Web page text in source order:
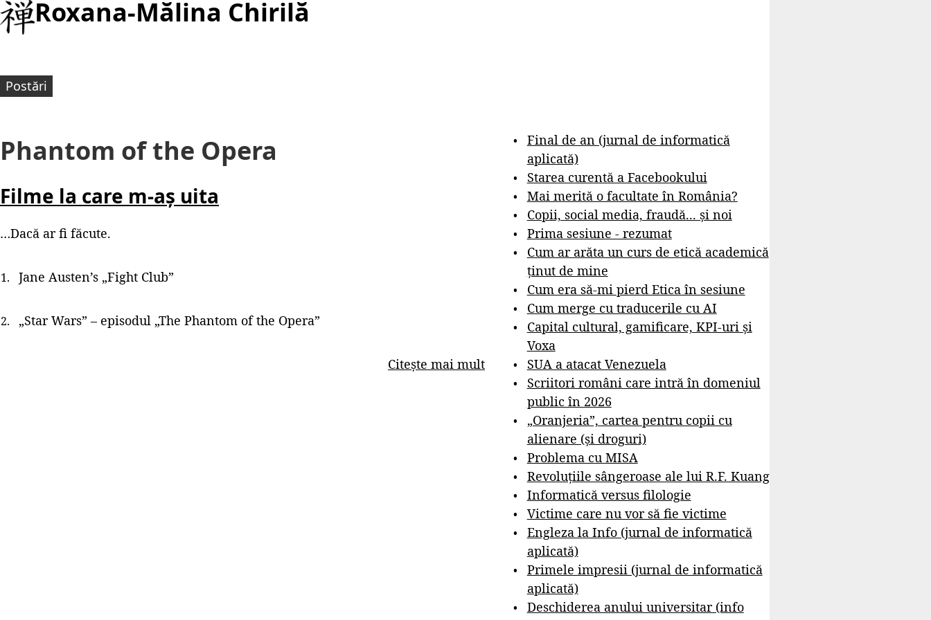
Roxana-Mălina Chirilă
Postări
Phantom of the Opera
Filme la care m-aș uita
…Dacă ar fi făcute.
Jane Austen’s „Fight Club”
„Star Wars” – episodul „The Phantom of the Opera”
Citește mai mult
Final de an (jurnal de informatică
aplicată)
Starea curentă a Facebookului
Mai merită o facultate în România?
Copii, social media, fraudă... și noi
Prima sesiune - rezumat
Cum ar arăta un curs de etică academică
ținut de mine
Cum era să-mi pierd Etica în sesiune
Cum merge cu traducerile cu AI
Capital cultural, gamificare, KPI-uri și
Voxa
SUA a atacat Venezuela
Scriitori români care intră în domeniul
public în 2026
„Oranjeria”, cartea pentru copii cu
alienare (și droguri)
Problema cu MISA
Revoluțiile sângeroase ale lui R.F. Kuang
Informatică versus filologie
Victime care nu vor să fie victime
Engleza la Info (jurnal de informatică
aplicată)
Primele impresii (jurnal de informatică
aplicată)
Deschiderea anului universitar (info